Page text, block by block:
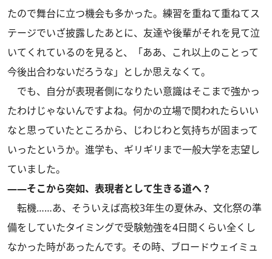
たので舞台に立つ機会も多かった。練習を重ねて重ねてス
テージでいざ披露したあとに、友達や後輩がそれを見て泣
いてくれているのを見ると、「ああ、これ以上のことって
今後出合わないだろうな」としか思えなくて。
でも、自分が表現者側になりたい意識はそこまで強かっ
たわけじゃないんですよね。何かの立場で関われたらいい
なと思っていたところから、じわじわと気持ちが固まって
いったというか。進学も、ギリギリまで一般大学を志望し
ていました。
――そこから突如、表現者として生きる道へ？
転機……あ、そういえば高校3年生の夏休み、文化祭の準
備をしていたタイミングで受験勉強を4日間くらい全くし
なかった時があったんです。その時、ブロードウェイミュ